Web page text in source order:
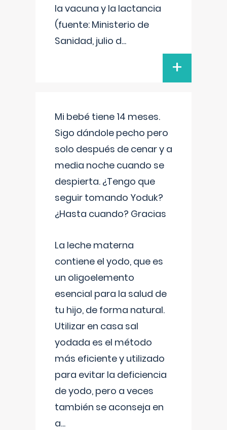
la vacuna y la lactancia
(fuente: Ministerio de
Sanidad, julio d...
+
Mi bebé tiene 14 meses.
Sigo dándole pecho pero
solo después de cenar y a
media noche cuando se
despierta. ¿Tengo que
seguir tomando Yoduk?
¿Hasta cuando? Gracias
La leche materna
contiene el yodo, que es
un oligoelemento
esencial para la salud de
tu hijo, de forma natural.
Utilizar en casa sal
yodada es el método
más eficiente y utilizado
para evitar la deficiencia
de yodo, pero a veces
también se aconseja en
a...